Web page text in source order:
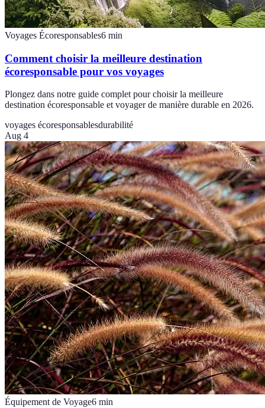
Voyages Écoresponsables6 min
Comment choisir la meilleure destination
écoresponsable pour vos voyages
Plongez dans notre guide complet pour choisir la meilleure
destination écoresponsable et voyager de manière durable en 2026.
voyages écoresponsablesdurabilité
Aug 4
Équipement de Voyage6 min